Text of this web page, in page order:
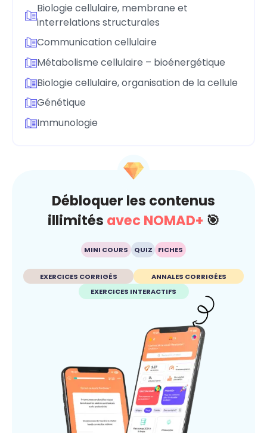
Biologie cellulaire, membrane et
interrelations structurales
Communication cellulaire
Métabolisme cellulaire – bioénergétique
Biologie cellulaire, organisation de la cellule
Génétique
Immunologie
Débloquer les contenus
illimités avec NOMAD+ 🎯
MINI COURS QUIZ FICHES
EXERCICES CORRIGÉS
ANNALES CORRIGÉES
EXERCICES INTERACTIFS